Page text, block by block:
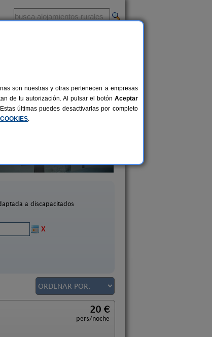
a discapacitados
X
20 €
pers/noche
son nuestras y otras pertenecen a empresas
de tu autorización. Al pulsar el botón Aceptar
últimas puedes desactivarlas por completo
.